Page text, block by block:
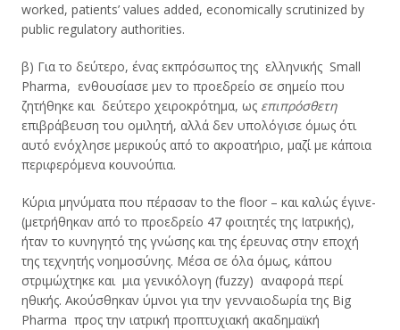
worked, patients’ values added, economically scrutinized by
public regulatory authorities.
β) Για το δεύτερο, ένας εκπρόσωπος της ελληνικής Small
Pharma, ενθουσίασε μεν το προεδρείο σε σημείο που
ζητήθηκε και δεύτερο χειροκρότημα, ως επιπρόσθετη
επιβράβευση του ομιλητή, αλλά δεν υπολόγισε όμως ότι
αυτό ενόχλησε μερικούς από το ακροατήριο, μαζί με κάποια
περιφερόμενα κουνούπια.
Κύρια μηνύματα που πέρασαν to the floor – και καλώς έγινε-
(μετρήθηκαν από το προεδρείο 47 φοιτητές της Ιατρικής),
ήταν το κυνηγητό της γνώσης και της έρευνας στην εποχή
της τεχνητής νοημοσύνης. Μέσα σε όλα όμως, κάπου
στριμώχτηκε και μια γενικόλογη (fuzzy) αναφορά περί
ηθικής. Ακούσθηκαν ύμνοι για την γενναιοδωρία της Big
Pharma προς την ιατρική προπτυχιακή ακαδημαϊκή